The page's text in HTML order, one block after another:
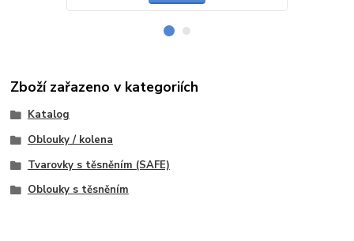
Zboží zařazeno v kategoriích
Katalog
Oblouky / kolena
Tvarovky s těsněním (SAFE)
Oblouky s těsněním